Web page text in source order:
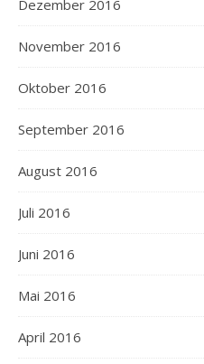
Dezember 2016
November 2016
Oktober 2016
September 2016
August 2016
Juli 2016
Juni 2016
Mai 2016
April 2016